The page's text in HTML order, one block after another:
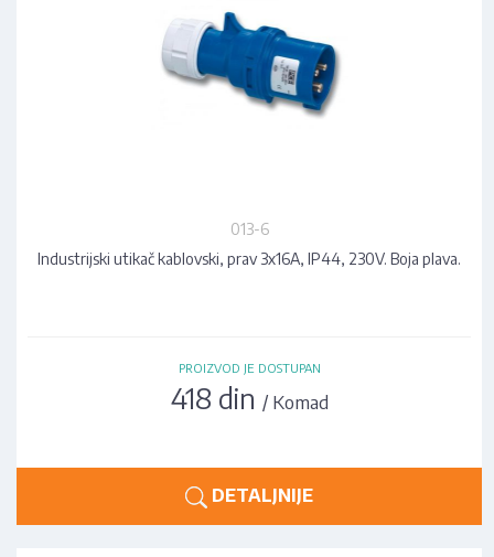
013-6
Industrijski utikač kablovski, prav 3x16A, IP44, 230V. Boja plava.
PROIZVOD JE DOSTUPAN
418 din / Komad
DETALJNIJE